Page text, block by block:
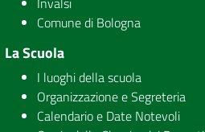
Comune di Bologna
La Scuola
I luoghi della scuola
Organizzazione e Segreteria
Calendario e Date Notevoli